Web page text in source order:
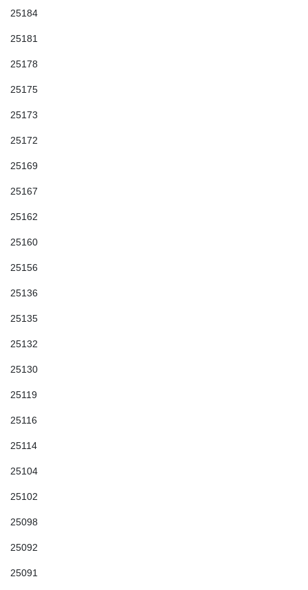
25184
25181
25178
25175
25173
25172
25169
25167
25162
25160
25156
25136
25135
25132
25130
25119
25116
25114
25104
25102
25098
25092
25091